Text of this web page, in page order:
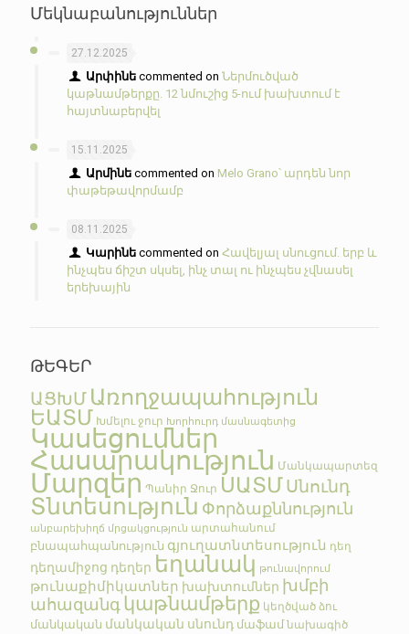
Մեկնաբանություններ
27.12.2025
Արփինե commented onՆերմուծված
կաթնամթերքը. 12 նմուշից 5-ում խախտում է
հայտնաբերվել
15.11.2025
Արմինե commented on Melo Grano՝ արդեն նոր
փաթեթավորմամբ
08.11.2025
Կարինե commented onՀավելյալ սնուցում. երբ և
ինչպես ճիշտ սկսել, ինչ տալ ու ինչպես չվնասել
երեխային
ԹԵԳԵՐ
ԱՑԽՄ Առողջապահություն
ԵԱՏՄ Խմելու ջուր Խորհուրդ մասնագետից
Կասեցումներ
Հասարակություն Մանկապարտեզ
Մարզեր Պանիր Ջուր ՍԱՏՄՍնունդ
Տնտեսություն Փորձաքննություն
անբարեխիղճ մրցակցություն արտահանում
բնապահպանություն գյուղատնտեսություն դեղ
դեղամիջոց դեղեր եղանակ թունավորում
թունաքիմիկատներ խախտումներ խմբի
ահազանգկաթնամթերք կեղծված ձու
մանկական մանկական սնունդ մաֆամ նախագիծ